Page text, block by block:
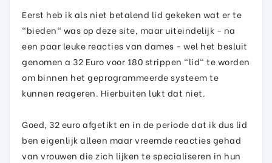
Eerst heb ik als niet betalend lid gekeken wat er te
"bieden" was op deze site, maar uiteindelijk - na
een paar leuke reacties van dames - wel het besluit
genomen a 32 Euro voor 180 strippen "lid" te worden
om binnen het geprogrammeerde systeem te
kunnen reageren. Hierbuiten lukt dat niet.
Goed, 32 euro afgetikt en in de periode dat ik dus lid
ben eigenlijk alleen maar vreemde reacties gehad
van vrouwen die zich lijken te specialiseren in hun